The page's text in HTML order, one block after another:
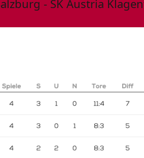
- SK Austria